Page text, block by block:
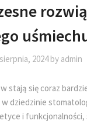
2024by admin
stają się coraz
dziedzinie
i funkcjonalności,